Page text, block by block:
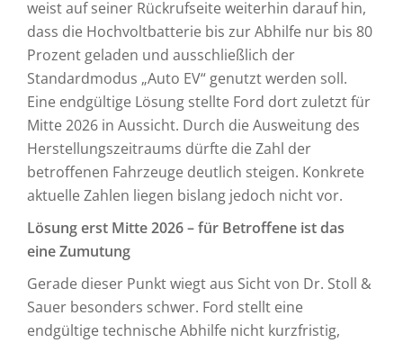
weist auf seiner Rückrufseite weiterhin darauf hin,
dass die Hochvoltbatterie bis zur Abhilfe nur bis 80
Prozent geladen und ausschließlich der
Standardmodus „Auto EV“ genutzt werden soll.
Eine endgültige Lösung stellte Ford dort zuletzt für
Mitte 2026 in Aussicht. Durch die Ausweitung des
Herstellungszeitraums dürfte die Zahl der
betroffenen Fahrzeuge deutlich steigen. Konkrete
aktuelle Zahlen liegen bislang jedoch nicht vor.
Lösung erst Mitte 2026 – für Betroffene ist das
eine Zumutung
Gerade dieser Punkt wiegt aus Sicht von Dr. Stoll &
Sauer besonders schwer. Ford stellt eine
endgültige technische Abhilfe nicht kurzfristig,